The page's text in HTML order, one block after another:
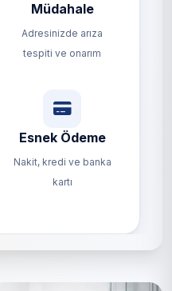
Müdahale
Adresinizde arıza
tespiti ve onarım
Esnek Ödeme
Nakit, kredi ve banka
kartı